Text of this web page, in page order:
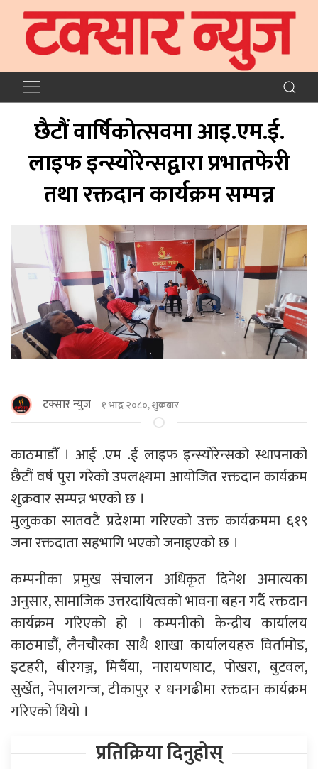
छैटौं वार्षिकोत्सवमा आइ.एम.ई.
लाइफ इन्स्योरेन्सद्वारा प्रभातफेरी
तथा रक्तदान कार्यक्रम सम्पन्न
टक्सार न्युज १ भाद्र २०८०, शुक्रबार
काठमाडौँ । आई .एम .ई लाइफ इन्स्योरेन्सको स्थापनाको
छैटौं वर्ष पुरा गरेको उपलक्ष्यमा आयोजित रक्तदान कार्यक्रम
शुक्रवार सम्पन्न भएको छ ।
मुलुकका सातवटै प्रदेशमा गरिएको उक्त कार्यक्रममा ६१९
जना रक्तदाता सहभागि भएको जनाइएको छ ।
कम्पनीका प्रमुख संचालन अधिकृत दिनेश अमात्यका
अनुसार, सामाजिक उत्तरदायित्वको भावना बहन गर्दै रक्तदान
कार्यक्रम गरिएको हो । कम्पनीको केन्द्रीय कार्यालय
काठमाडौं, लैनचौरका साथै शाखा कार्यालयहरु विर्तामोड,
इटहरी, बीरगञ्ज, मिर्चैया, नारायणघाट, पोखरा, बुटवल,
सुर्खेत, नेपालगन्ज, टीकापुर र धनगढीमा रक्तदान कार्यक्रम
गरिएको थियो ।
प्रतिक्रिया दिनुहोस्